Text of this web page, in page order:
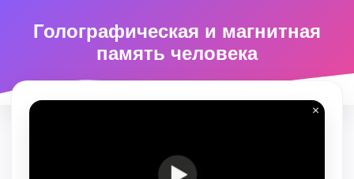
Голографическая и магнитная
память человека